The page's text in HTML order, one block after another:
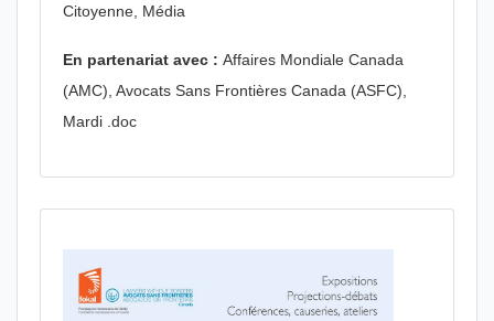
Citoyenne, Média
En partenariat avec : Affaires Mondiale Canada
(AMC), Avocats Sans Frontières Canada (ASFC),
Mardi .doc